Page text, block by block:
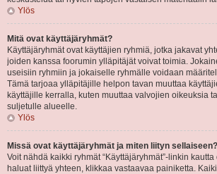
Ylös
Mitä ovat käyttäjäryhmät?
Käyttäjäryhmät ovat käyttäjien ryhmiä, jotka jakavat
joiden kanssa foorumin ylläpitäjät voivat toimia.
useisiin ryhmiin ja jokaiselle ryhmälle voidaan
Tämä tarjoaa ylläpitäjille helpon tavan muuttaa
käyttäjille kerralla, kuten muuttaa valvojien oikeuksia
suljetulle alueelle.
Ylös
Missä ovat käyttäjäryhmät ja miten liityn sellaiseen?
Voit nähdä kaikki ryhmät “Käyttäjäryhmät”-linkin
haluat liittyä yhteen, klikkaa vastaavaa painiketta.